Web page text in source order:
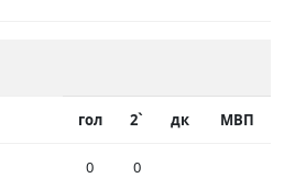
гол 2` дк МВП
0 0